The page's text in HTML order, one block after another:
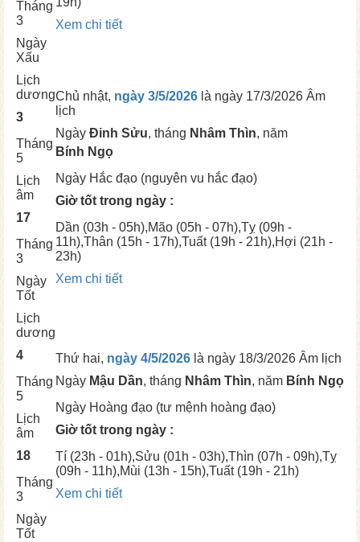
Tháng
3
Ngày
Xấu
Xem chi tiết
Lịch
dương
3
Tháng
5
Lịch
âm
17
Tháng
3
Ngày
Tốt
Chủ nhật, ngày 3/5/2026 là ngày 17/3/2026 Âm
lịch
Ngày Đinh Sửu, tháng Nhâm Thìn, năm
Bính Ngọ
Ngày Hắc đạo (nguyên vu hắc đạo)
Giờ tốt trong ngày :
Dần (03h - 05h),Mão (05h - 07h),Tỵ (09h -
11h),Thân (15h - 17h),Tuất(19h - 21h),Hợi (21h -
23h)
Xem chi tiết
Lịch
dương
4
Tháng
5
Lịch
âm
18
Tháng
3
Ngày
Tốt
Thứ hai, ngày 4/5/2026 là ngày 18/3/2026 Âm lịch
Ngày Mậu Dần, tháng Nhâm Thìn, năm Bính Ngọ
Ngày Hoàng đạo (tư mệnh hoàng đạo)
Giờ tốt trong ngày :
Tí (23h - 01h),Sửu (01h - 03h),Thìn (07h - 09h),Tỵ
(09h - 11h),Mùi (13h - 15h),Tuất(19h - 21h)
Xem chi tiết